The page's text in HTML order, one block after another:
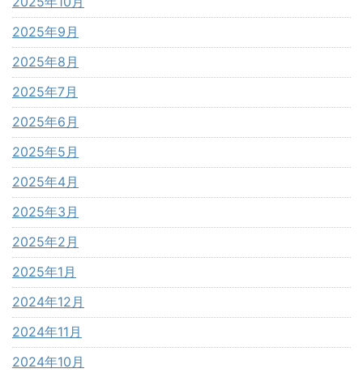
2025年9月
2025年8月
2025年7月
2025年6月
2025年5月
2025年4月
2025年3月
2025年2月
2025年1月
2024年12月
2024年11月
2024年10月